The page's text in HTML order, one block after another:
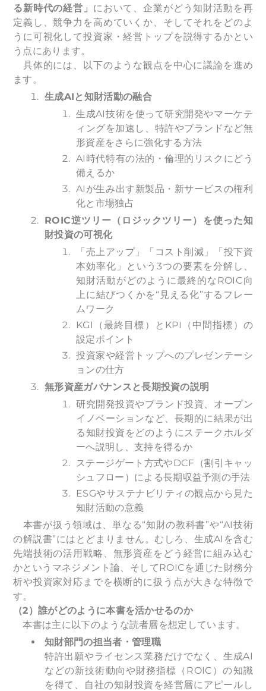
る新時代の経営」 において、企業がどう知財活動を再
定義し、競争力を高めていくか、そしてそれをどのよ
うに可視化して投資家・経営トップを説得するかとい
う点にあります。
具体的には、以下のような観点を中心に議論を進め
ます。
生成AIと知財活動の融合
生成AI技術を使って研究開発やマーケテ
ィングを加速し、特許やブランドなど無
形資産をさらに強化する方法
AI時代特有の法的・倫理的リスクにどう
備えるか
AIが生み出す新製品・新サービスの権利
化と市場独占
ROIC逆ツリー（ロジックツリー）を使った知
財投資の可視化
「売上アップ」「コスト削減」「投下資
本効率化」という3つの要素を分解し、
知財活動がどのように最終的なROIC向
上に結びつくかを“見える化”するフレー
ムワーク
KGI（最終目標）とKPI（中間指標）の
設定ポイント
投資家や経営トップへのプレゼンテーシ
ョンの仕方
無形資産ガバナンスと長期投資の説明
研究開発投資やブランド投資、オープン
イノベーションなど、長期的に結果が出
る知財投資をどのようにステークホルダ
ーへ説明し、支持を得るか
ステージゲート方式やDCF（割引キャッ
シュフロー）による長期収益予測の手法
ESGやサステナビリティの観点から見た
知財活動の意義
本書が扱う領域は、単なる“知財の教科書”や“AI技術
の解説書”にはとどまりません。むしろ、生成AIを含む
先端技術の活用戦略、無形資産をどう経営に組み込む
かというマネジメント論、そしてROICを通じた財務分
析や投資家対応までを横断的に扱う点が大きな特徴で
す。
（2）誰がどのように本書を活かせるのか
本書は主に以下のような読者層を想定しています。
知財部門の担当者・管理職
特許出願やライセンス業務だけでなく、生成AI
などの新技術動向や財務指標（ROIC）の知識
を得て、自社の知財投資を経営層にアピールし